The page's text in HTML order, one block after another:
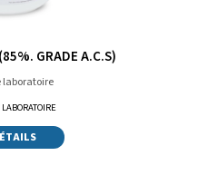
GRADE A.C.S)
laboratoire